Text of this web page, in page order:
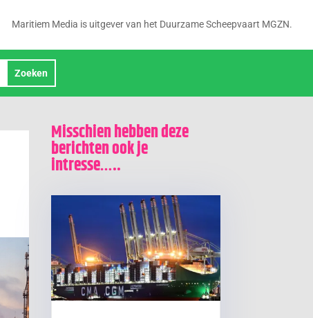
Maritiem Media is uitgever van het Duurzame Scheepvaart MGZN.
Misschien hebben deze
berichten ook je
intresse…..